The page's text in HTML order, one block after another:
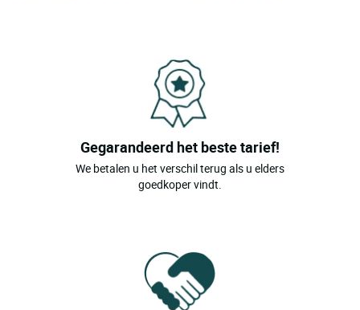
Gegarandeerd het beste tarief!
We betalen u het verschil terug als u elders
goedkoper vindt.